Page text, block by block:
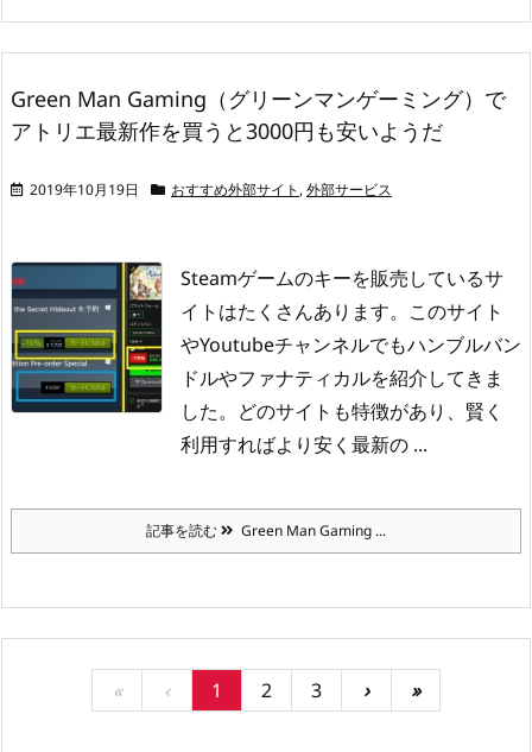
Green Man Gaming（グリーンマンゲーミング）で
アトリエ最新作を買うと3000円も安いようだ
2019年10月19日 おすすめ外部サイト ,外部サービス
Steamゲームのキーを販売しているサ
イトはたくさんあります。 このサイト
やYoutubeチャンネルでもハンブルバン
ドルやファナティカルを紹介してきま
した。 どのサイトも特徴があり、賢く
利用すればより安く最新の ...
記事を読む Green Man Gaming ...
« ‹ 1 2 3 › »